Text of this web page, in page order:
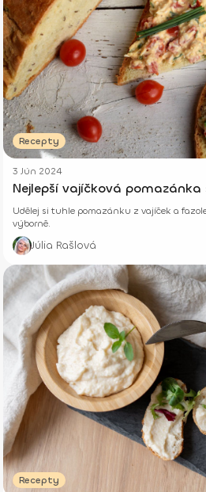
Recepty
3 Jún 2024
Nejlepší vajíčková
Udělej si tuhle pomazánku z vajíček a
výborně.
Júlia Rašlová
Recepty